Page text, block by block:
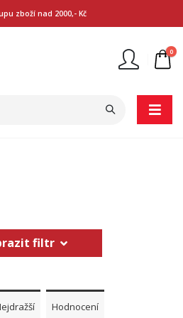
zboží nad 2000,- Kč
0
filtr
Hodnocení